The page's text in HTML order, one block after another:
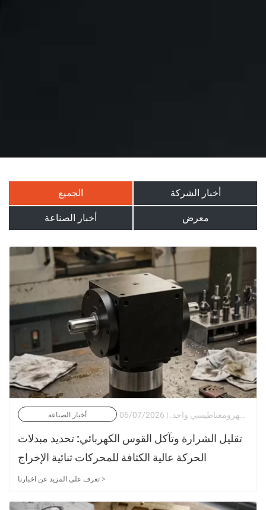
الجميع أخبار الشركة
أخبار الصناعة معرض
أخبار الصناعة في الأتمتة الصناعية الثقيلة، والأنظمة المساعدة للسيارات، وهندسة الأدوات الكهربائية المتقدمة، تعمل محركات الإخراج ذات العمود المزدوج كحل ميكانيكي أنيق لمشكلة معقدة: قيادة حمولتين ميكانيكيتين مستقلتين أو مسارات حركية في وقت واحد من مصدر طاقة كهرومغناطيسي واحد. | 06/07/2026
تقليل الشرارة وتآكل القوس الكهربائي: تحديد مبدلات
الحركة عالية الكثافة للمحركات ثنائية الإخراج
تعرف على المزيد عن اخبارنا >